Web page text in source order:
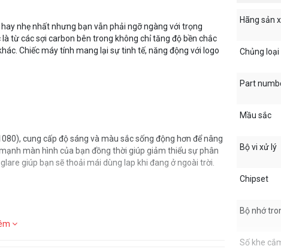
nhẹ nhất nhưng bạn vẫn phải ngỡ ngàng với trọng
từ các sợi carbon bên trong không chỉ tăng độ bền chắc
Chiếc máy tính mang lại sự tinh tế, năng động với logo
cung cấp độ sáng và màu sắc sống động hơn để nâng
màn hình của bạn đồng thời giúp giảm thiểu sự phân
giúp bạn sẽ thoải mái dùng lap khi đang ở ngoài trời.
Hãng sản
Chủng loại
Part
Mầu sắc
Bộ vi xử lý
Chipset
Bộ nhớ
Số khe